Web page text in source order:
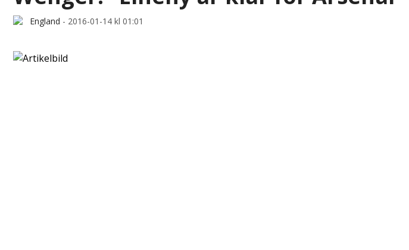
England - 2016-01-14 kl 01:01